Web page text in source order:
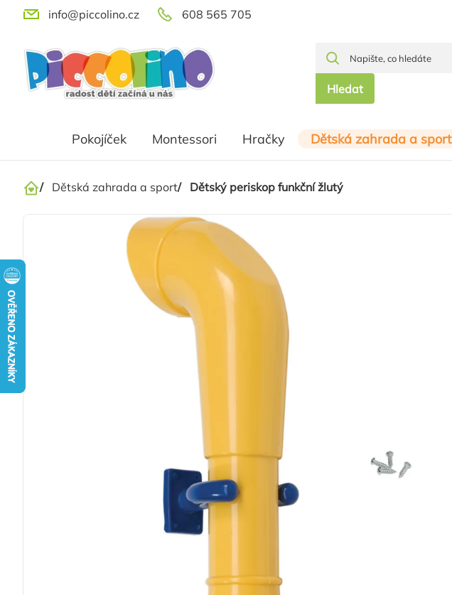
Přejít
obsah
608 565 705
info@piccolino.cz
Hledat
Pokojíček Montessori Hračky Dětská zahrada a sport
Domů
/ Dětská zahrada a sport/ Dětský periskop funkční žlutý